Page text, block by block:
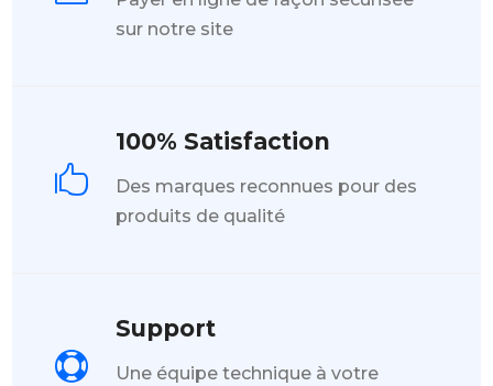
sur notre site

100% Satisfaction
Des marques reconnues pour des
produits de qualité

Support
Une équipe technique à votre